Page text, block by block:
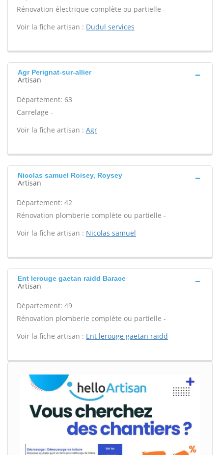
Rénovation électrique complète ou partielle -
Voir la fiche artisan : Dudul services
Agr Perignat-sur-allier
Artisan
Département: 63
Carrelage -
Voir la fiche artisan : Agr
Nicolas samuel Roisey, Roysey
Artisan
Département: 42
Rénovation plomberie complète ou partielle -
Voir la fiche artisan : Nicolas samuel
Ent lerouge gaetan raidd Barace
Artisan
Département: 49
Rénovation plomberie complète ou partielle -
Voir la fiche artisan : Ent lerouge gaetan raidd